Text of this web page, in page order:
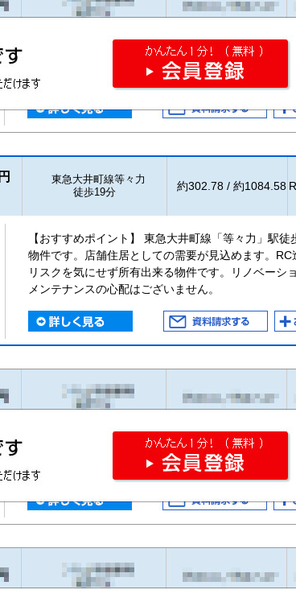
東急大井町線等々力
徒歩19分
約302.78 / 約1084.58
【おすすめポイント】 東急大井町線「等々力」駅
物件です。店舗住居としての需要が見込めます。RC
リスクを気にせず所有出来る物件です。リノベーシ
メンテナンスの心配はございません。